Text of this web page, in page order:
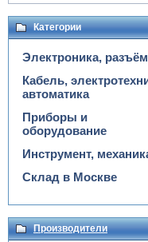
Категории
Электроника,
Кабель,
автоматика
Приборы и
оборудование
Инструмент,
Склад в Москве
Производители